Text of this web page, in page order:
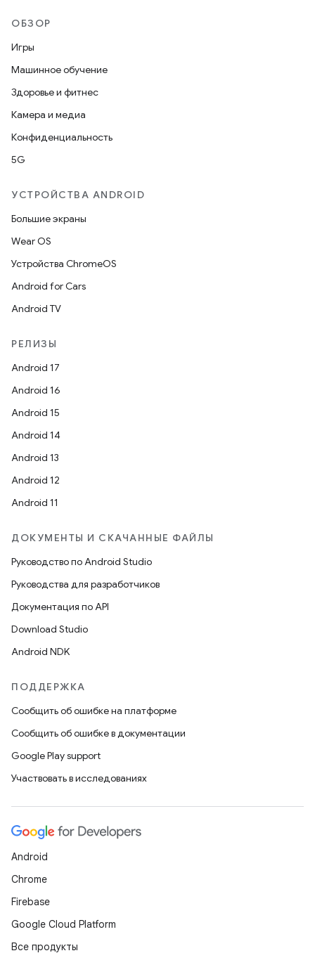
ОБЗОР
Игры
Машинное обучение
Здоровье и фитнес
Камера и медиа
Конфиденциальность
5G
УСТРОЙСТВА ANDROID
Большие экраны
Wear OS
Устройства ChromeOS
Android for Cars
Android TV
РЕЛИЗЫ
Android 17
Android 16
Android 15
Android 14
Android 13
Android 12
Android 11
ДОКУМЕНТЫ И СКАЧАННЫЕ ФАЙЛЫ
Руководство по Android Studio
Руководства для разработчиков
Документация по API
Download Studio
Android NDK
ПОДДЕРЖКА
Сообщить об ошибке на платформе
Сообщить об ошибке в документации
Google Play support
Участвовать в исследованиях
Android
Chrome
Firebase
Google Cloud Platform
Все продукты